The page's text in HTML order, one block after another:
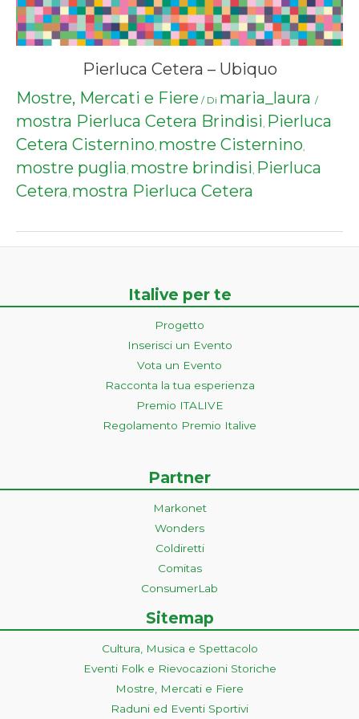
Pierluca Cetera – Ubiquo
Mostre, Mercati e Fiere / Di maria_laura /
mostra Pierluca Cetera Brindisi, Pierluca
Cetera Cisternino, mostre Cisternino,
mostre puglia, mostre brindisi, Pierluca
Cetera, mostra Pierluca Cetera
Italive per te
Progetto
Inserisci un Evento
Vota un Evento
Racconta la tua esperienza
Premio ITALIVE
Regolamento Premio Italive
Partner
Markonet
Wonders
Coldiretti
Comitas
ConsumerLab
Sitemap
Cultura, Musica e Spettacolo
Eventi Folk e Rievocazioni Storiche
Mostre, Mercati e Fiere
Raduni ed Eventi Sportivi